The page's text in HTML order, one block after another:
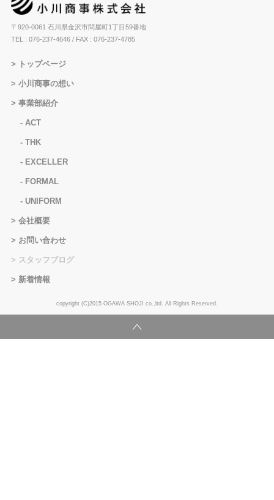
〒920-0061 石川県金沢市問屋町1丁目59番地
TEL : 076-237-4646/ FAX : 076-237-4785
トップページ
小川商事の想い
事業部紹介
ACT
THK
EXCELLER
FORMAL
UNIFORM
会社概要
お問い合わせ
スタッフブログ
新着情報
copyright (C)2015 OGAWA SHOJI co.,ltd. All Rights Reserved.